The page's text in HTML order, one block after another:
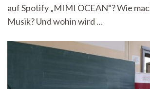
auf Spotify „MIMI OCEAN“? Wie
Musik? Und wohin wird …